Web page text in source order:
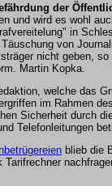
der
und wird es wohl
in
von
nicht geben,
Martin Kopka.
welche das
im Rahmen
Sicherheit durch
Telefonleitungen
blieb die